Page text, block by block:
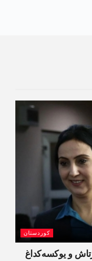
کوردستان
و یوکسەکداغ